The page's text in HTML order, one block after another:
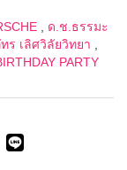
, ด.ช.ธรรมะ
ร เลิศวิลัยวิทยา
PARTY